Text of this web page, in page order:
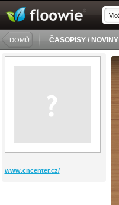
DOMŮ ČASOPISY / NOVINY
www.cncenter.cz/